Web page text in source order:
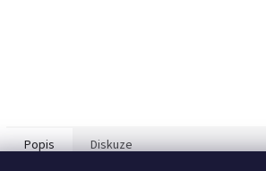
Popis Diskuze